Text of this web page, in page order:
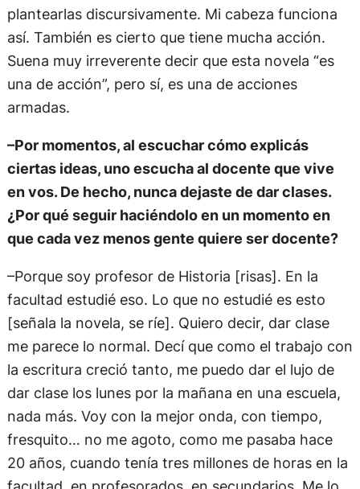
plantearlas discursivamente. Mi cabeza funciona
así. También es cierto que tiene mucha acción.
Suena muy irreverente decir que esta novela “es
una de acción”, pero sí, es una de acciones
armadas.
–Por momentos, al escuchar cómo explicás
ciertas ideas, uno escucha al docente que vive
en vos. De hecho, nunca dejaste de dar clases.
¿Por qué seguir haciéndolo en un momento en
que cada vez menos gente quiere ser docente?
–Porque soy profesor de Historia [risas]. En la
facultad estudié eso. Lo que no estudié es esto
[señala la novela, se ríe]. Quiero decir, dar clase
me parece lo normal. Decí que como el trabajo con
la escritura creció tanto, me puedo dar el lujo de
dar clase los lunes por la mañana en una escuela,
nada más. Voy con la mejor onda, con tiempo,
fresquito… no me agoto, como me pasaba hace
20 años, cuando tenía tres millones de horas en la